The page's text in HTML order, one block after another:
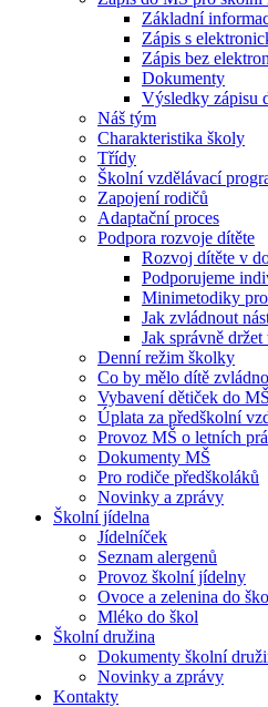
Základní
Zápis s
Zápis bez
Dokumenty
Výsledky zápisu
Náš tým
Charakteristika školy
Třídy
Školní vzdělávací
Zapojení rodičů
Adaptační proces
Podpora rozvoje dítěte
Rozvoj dítěte v
Podporujeme
Minimetodiky
Jak zvládnout
Jak správně držet
Denní režim školky
Co by mělo dítě
Vybavení dětiček do MŠ
Úplata za předškolní
Provoz MŠ o letních
Dokumenty MŠ
Pro rodiče předškoláků
Novinky a zprávy
Školní jídelna
Jídelníček
Seznam alergenů
Provoz školní jídelny
Ovoce a zelenina do
Mléko do škol
Školní družina
Dokumenty školní
Novinky a zprávy
Kontakty